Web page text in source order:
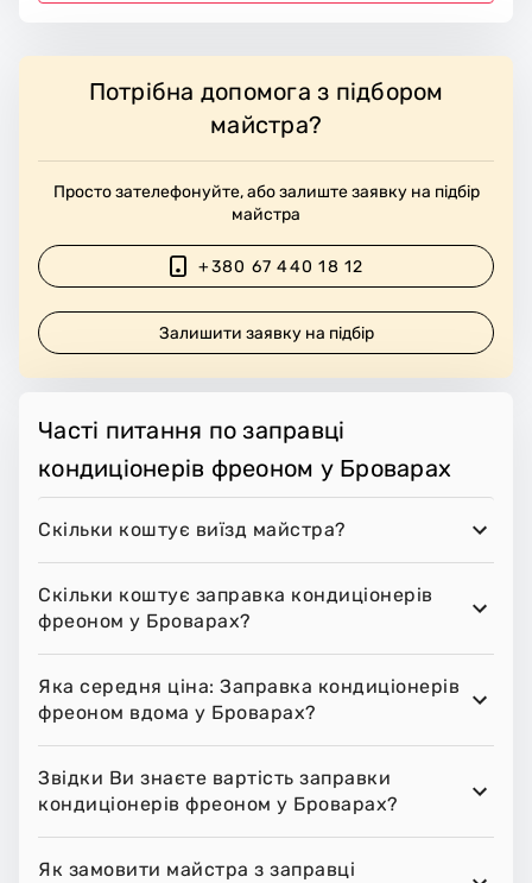
Потрібна допомога з підбором
майстра?
Просто зателефонуйте, або залиште заявку на підбір
майстра
+380 67 440 18 12
Залишити заявку на підбір
Часті питання по заправці
кондиціонерів фреоном у Броварах
Скільки коштує виїзд майстра?
Скільки коштує заправка кондиціонерів
фреоном у Броварах?
Яка середня ціна: Заправка кондиціонерів
фреоном вдома у Броварах?
Звідки Ви знаєте вартість заправки
кондиціонерів фреоном у Броварах?
Як замовити майстра з заправці